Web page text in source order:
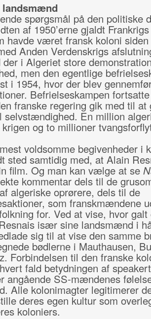
spørgsmål på den politiske
af 1950’erne gjaldt
havde været fransk koloni
Anden Verdenskrigs
der i Algeriet store
men den egentlige
i 1954, hvor der blev
Befrielseskampen
franske regering gik med til at
selvstændighed. En million
og to millioner
voldsomme begivenheder i
sted samtidig med, at Alain
film. Og man kan vælge at se
kommentar dels til de
algeriske oprørere, dels til de
som franskmændene
for. Ved at vise, hvor galt
især sine landsmænd i
sig til at vise den samme
bødlerne i Mauthausen,
Forbindelsen til den franske
fald betydningen af
angående SS-mændenes
Alle kolonimagter legitimerer
deres egen kultur som
koloniers.